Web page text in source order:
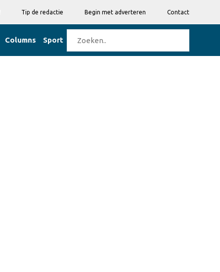
Tip de redactie Begin met adverteren Contact
Columns Sport